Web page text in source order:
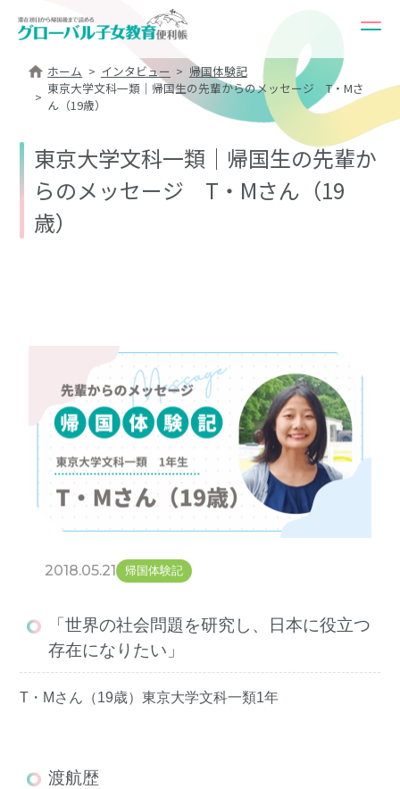
ホーム インタビュー
帰国体験記
東京大学文科一類｜帰国生の先輩からのメッセージ T・Mさ
ん（19歳）
東京大学文科一類｜帰国生の先輩か
らのメッセージ T・Mさん（19
歳）
2018.05.21 帰国体験記
「世界の社会問題を研究し、日本に役立つ
存在になりたい」
T・Mさん（19歳）東京大学文科一類1年
渡航歴